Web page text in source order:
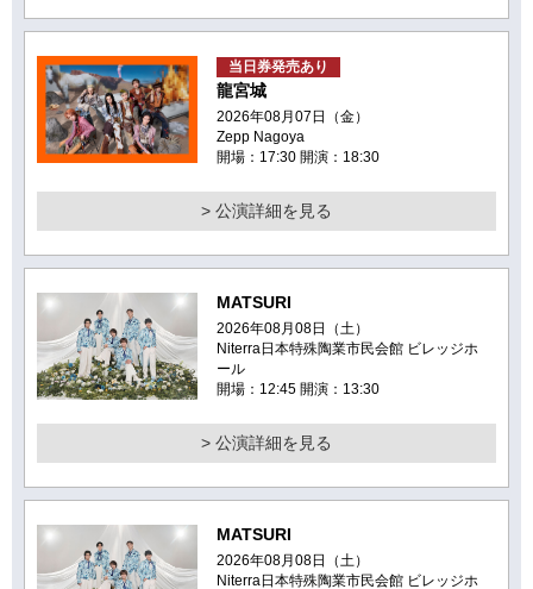
当日券発売あり
龍宮城
2026年08月07日（金）
Zepp Nagoya
開場：17:30 開演：18:30
> 公演詳細を見る
MATSURI
2026年08月08日（土）
Niterra日本特殊陶業市民会館 ビレッジホ
ール
開場：12:45 開演：13:30
> 公演詳細を見る
MATSURI
2026年08月08日（土）
Niterra日本特殊陶業市民会館 ビレッジホ